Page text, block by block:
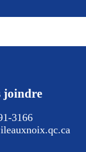
joindre
3166